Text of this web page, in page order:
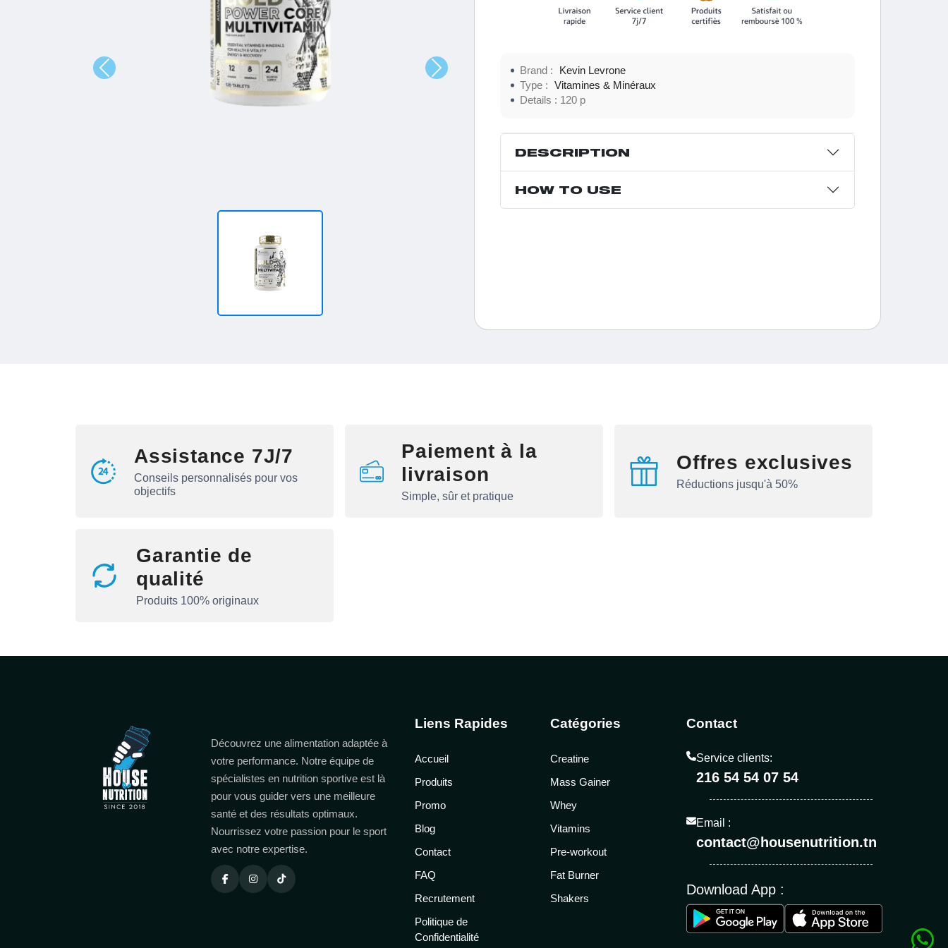
Brand :
Kevin Levrone
Type :
Vitamines & Minéraux
Details :
120 p
DESCRIPTION
HOW TO USE
Assistance 7J/7
Conseils personnalisés pour vos
objectifs
Paiement à la
livraison
Simple, sûr et pratique
Offres exclusives
Réductions jusqu'à 50%
Garantie de
qualité
Produits 100% originaux
Découvrez une alimentation adaptée à
votre performance. Notre équipe de
spécialistes en nutrition sportive est là
pour vous guider vers une meilleure
santé et des résultats optimaux.
Nourrissez votre passion pour le sport
avec notre expertise.
Liens Rapides
Accueil
Produits
Promo
Blog
Contact
FAQ
Recrutement
Politique de
Confidentialité
Catégories
Creatine
Mass Gainer
Whey
Vitamins
Pre-workout
Fat Burner
Shakers
Contact
Service clients:
216 54 54 07 54
Email :
contact@housenutrition.tn
Download App :